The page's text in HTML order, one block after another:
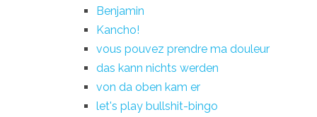
Benjamin
Kancho!
vous pouvez prendre ma douleur
das kann nichts werden
von da oben kam er
let's play bullshit-bingo